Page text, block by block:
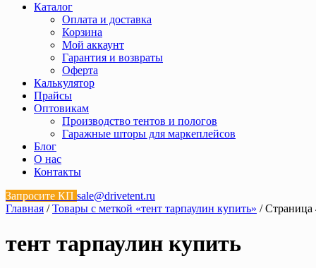
Каталог
Оплата и доставка
Корзина
Мой аккаунт
Гарантия и возвраты
Оферта
Калькулятор
Прайсы
Оптовикам
Производство тентов и пологов
Гаражные шторы для маркеплейсов
Блог
О нас
Контакты
Запросите КП sale@drivetent.ru
Главная /Товары с меткой «тент тарпаулин купить» / Страница
тент тарпаулин купить